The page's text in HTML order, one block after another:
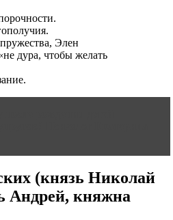
Элен
дура, чтобы желать
(князь Николай
Андрей, княжна